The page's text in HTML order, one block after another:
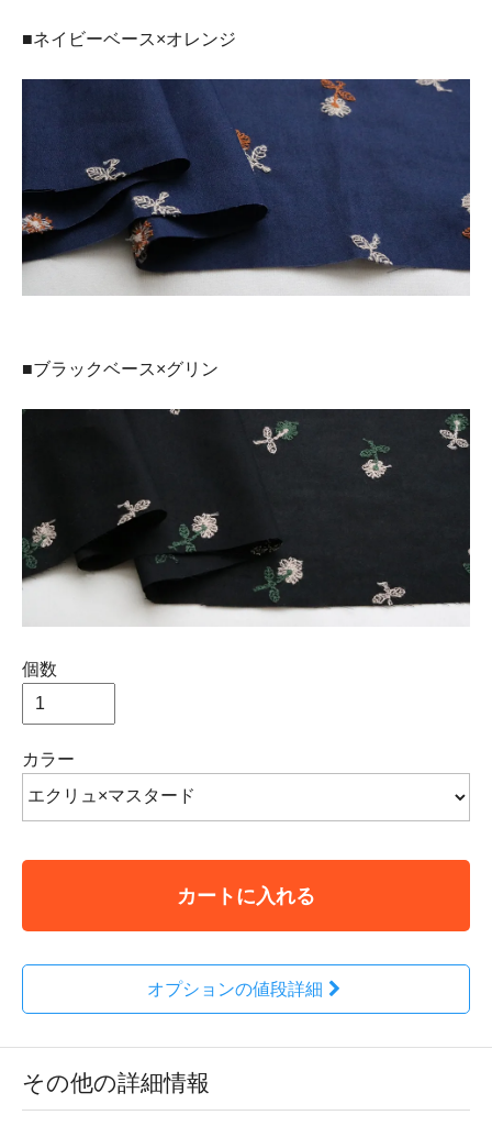
■ネイビーベース×オレンジ
■ブラックベース×グリン
個数
カラー
カートに入れる
オプションの値段詳細
その他の詳細情報